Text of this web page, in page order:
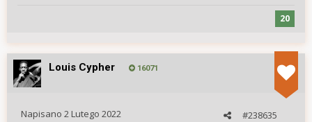
20
Louis Cypher 16071
#238635
Napisano 2 Lutego 2022